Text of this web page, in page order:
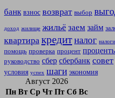
банк взнос возврат выбор
доход жилище жильё заем займ
квартира кредитналог налоги
помощь проверка процент
руководство сбер сбербанк совет
условия успех шаги экономия
Август 2026
Пн Вт Ср Чт Пт Сб Вс